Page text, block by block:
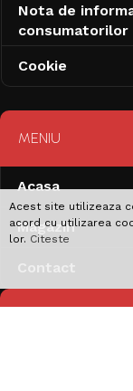
Nota de
consumatorilor
Cookie
MENIU
Acasa
Magazin
Contact
Acest site utilizeaza
acord cu utilizarea
lor. Citeste